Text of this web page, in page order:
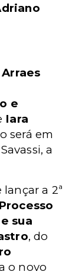
e
Iara
será em
a
a 2ª
sua
, do
o novo